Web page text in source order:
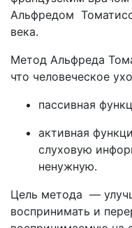
Альфредом
века.
Метод Альфреда
что человеческое
пассивная
активная
слуховую
ненужную.
Цель метода —
воспринимать и